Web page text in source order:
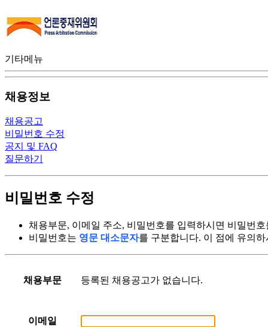
기타메뉴
채용정보
채용공고
비밀번호 수정
공지 및 FAQ
질문하기
비밀번호 수정
채용부문, 이메일 주소, 비밀번호를 입력하시면 비밀번
비밀번호는 영문 대소문자를 구분합니다. 이 점에 유의
채용부문 등록된 채용공고가 없습니다.
이메일